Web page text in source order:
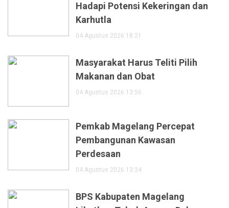
Hadapi Potensi Kekeringan dan
Karhutla
04 Agustus 2026 18:21
Masyarakat Harus Teliti Pilih
Makanan dan Obat
04 Agustus 2026 13:56
Pemkab Magelang Percepat
Pembangunan Kawasan
Perdesaan
04 Agustus 2026 13:34
BPS Kabupaten Magelang